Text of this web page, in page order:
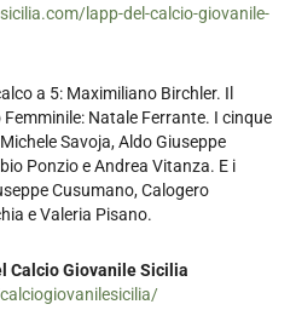
lapp-del-calcio-giovanile-
a 5: Maximiliano Birchler. Il
Natale Ferrante. I cinque
Savoja, Aldo Giuseppe
Ponzio e Andrea Vitanza. E i
Cusumano, Calogero
e Valeria Pisano.
Calcio Giovanile Sicilia